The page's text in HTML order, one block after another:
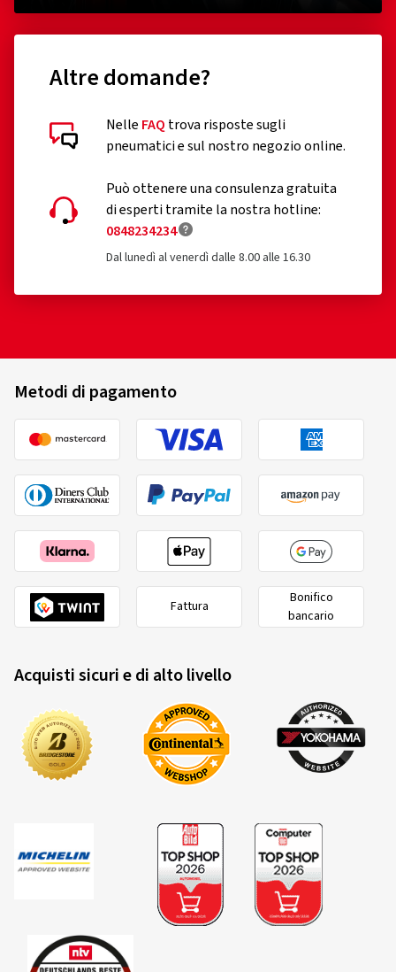
Altre domande?
Nelle FAQ trova risposte sugli
pneumatici e sul nostro negozio online.
Può ottenere una consulenza gratuita
di esperti tramite la nostra hotline:
0848234234
Dal lunedì al venerdì dalle 8.00 alle 16.30
Metodi di pagamento
Fattura
Bonifico
bancario
Acquisti sicuri e di alto livello